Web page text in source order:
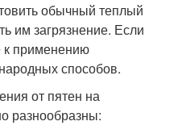
обычный теплый
им загрязнение. Если
к применению
способов.
от пятен на
разнообразны: